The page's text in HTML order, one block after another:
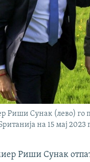
Риши Сунак (лево) го
на 15 мај 2023
Риши Сунак